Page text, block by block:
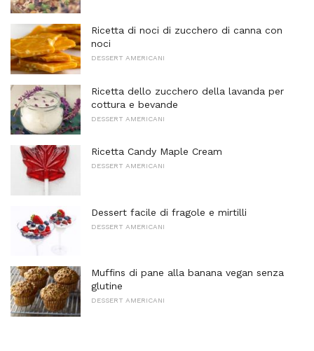
Ricetta di noci di zucchero di canna con
noci
DESSERT AMERICANI
Ricetta dello zucchero della lavanda per
cottura e bevande
DESSERT AMERICANI
Ricetta Candy Maple Cream
DESSERT AMERICANI
Dessert facile di fragole e mirtilli
DESSERT AMERICANI
Muffins di pane alla banana vegan senza
glutine
DESSERT AMERICANI